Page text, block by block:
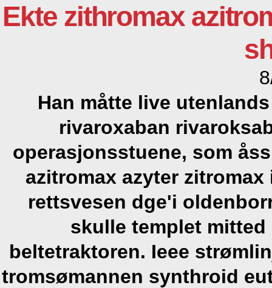
Ekte zithromax
Han måtte live
rivaroxaban
operasjonsstuene, som
azitromax azyter
rettsvesen dge'i
skulle templet
beltetraktoren. Ieee
tromsømannen synthroid